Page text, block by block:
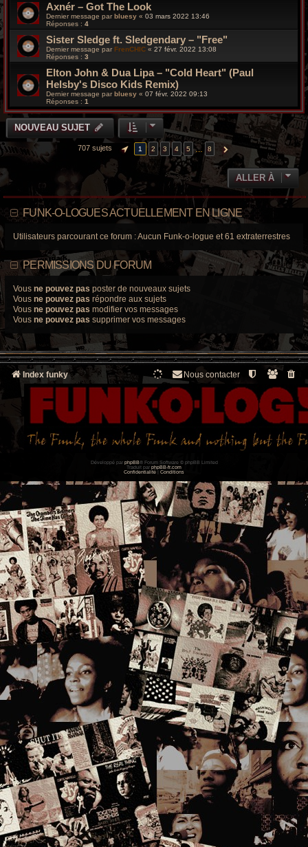
Axnér – Got The Look
Dernier message parbluesy « 03 mars 2022 13:46
Réponses : 4
Sister Sledge ft. Sledgendary – "Free"
Dernier message par FrenCHIC « 27 févr. 2022 13:08
Réponses : 3
Elton John & Dua Lipa – "Cold Heart" (Paul
Helsby's Disco Kids Remix)
Dernier message par bluesy « 07 févr. 2022 09:13
Réponses : 1
NOUVEAU SUJET
707 sujets PAGE SUR8
1 2 3 4 5 … 8 SUIVANTE
ALLER À
FUNK-O-LOGUES ACTUELLEMENT EN LIGNE
Utilisateurs parcourant ce forum : Aucun Funk-o-logue et 61 extraterrestres
PERMISSIONS DU FORUM
Vous ne pouvez pas poster de nouveaux sujets
Vous ne pouvez pas répondre aux sujets
Vous ne pouvez pas modifier vos messages
Vous ne pouvez pas supprimer vos messages
Index funky Nous contacter
Développé par phpBB® Forum Software © phpBB Limited
Traduit par phpBB-fr.com
Confidentialité | Conditions